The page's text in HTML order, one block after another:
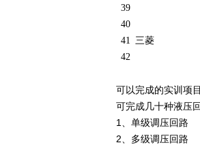
39
40
41 三菱
42
可以完成的实训项目
可完成几十种液压
1、单级调压回路
2、多级调压回路